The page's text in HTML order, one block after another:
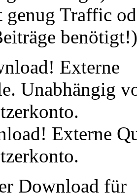
genug Traffic
Externe